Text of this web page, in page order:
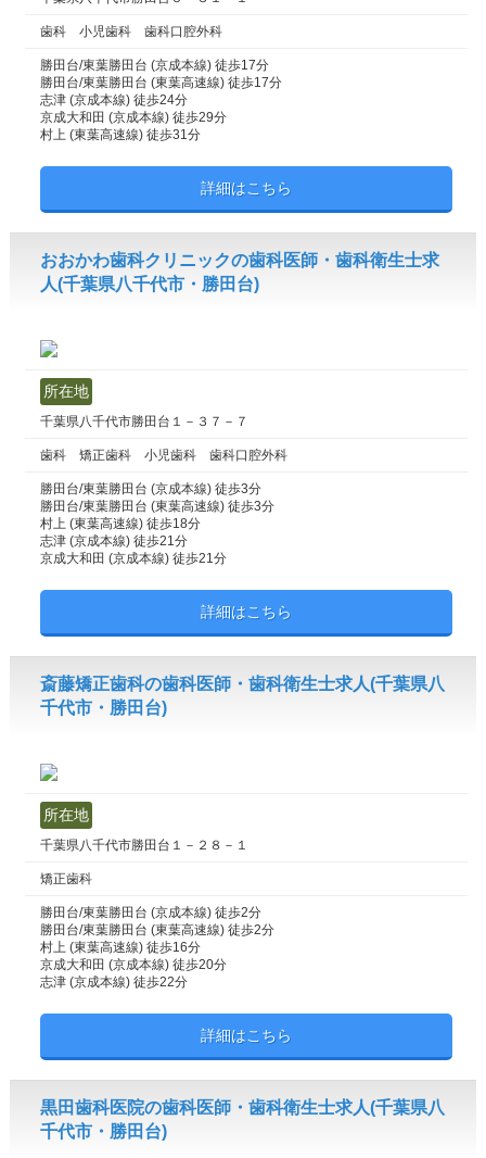
歯科 小児歯科 歯科口腔外科
勝田台/東葉勝田台 (京成本線) 徒歩17分
勝田台/東葉勝田台 (東葉高速線) 徒歩17分
志津 (京成本線) 徒歩24分
京成大和田 (京成本線) 徒歩29分
村上 (東葉高速線) 徒歩31分
詳細はこちら
おおかわ歯科クリニックの歯科医師・歯科衛生士求
人(千葉県八千代市・勝田台)
所在地
千葉県八千代市勝田台１－３７－７
歯科 矯正歯科 小児歯科 歯科口腔外科
勝田台/東葉勝田台 (京成本線) 徒歩3分
勝田台/東葉勝田台 (東葉高速線) 徒歩3分
村上 (東葉高速線) 徒歩18分
志津 (京成本線) 徒歩21分
京成大和田 (京成本線) 徒歩21分
詳細はこちら
斎藤矯正歯科の歯科医師・歯科衛生士求人(千葉県八
千代市・勝田台)
所在地
千葉県八千代市勝田台１－２８－１
矯正歯科
勝田台/東葉勝田台 (京成本線) 徒歩2分
勝田台/東葉勝田台 (東葉高速線) 徒歩2分
村上 (東葉高速線) 徒歩16分
京成大和田 (京成本線) 徒歩20分
志津 (京成本線) 徒歩22分
詳細はこちら
黒田歯科医院の歯科医師・歯科衛生士求人(千葉県八
千代市・勝田台)